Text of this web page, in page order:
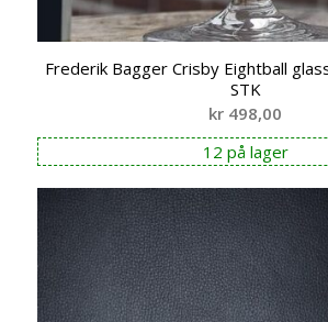
Frederik Bagger Crisby Eightball
STK
kr 498,00
12 på lager